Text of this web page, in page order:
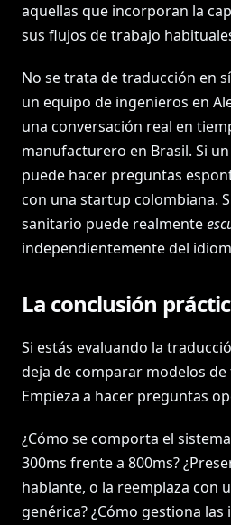
aquellas que incorporan la
sus flujos de trabajo
No se trata de traducción en
un equipo de ingenieros en
una conversación real en
manufacturero en Brasil. Si
puede hacer preguntas
con una startup colombiana.
sanitario puede realmente
independientemente del
La conclusión
Si estás evaluando la
deja de comparar modelos
Empieza a hacer preguntas
¿Cómo se comporta el
300ms frente a 800ms?
hablante, o la reemplaza con
genérica? ¿Cómo gestiona